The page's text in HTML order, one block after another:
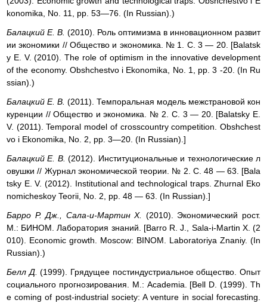
konomika, No. 11, pp. 53—76. (In Russian).)
Балацкий E. B. (2010). Роль оптимизма в инновационном развит
ии экономики // Общество и экономика. № 1. С. 3 — 20. [Balatsk
y Е. V. (2010). The role of optimism in the innovative development
of the economy. Obshchestvo і Ekonomika, No. 1, pp. 3 -20. (In Ru
ssian).)
Балацкий E. B. (2011). Темпоральная модель межстрановой кон
куренции // Общество и экономика. № 2. С. 3 — 20. [Balatsky Е.
V. (2011). Temporal model of crosscountry competition. Obshchest
vo і Ekonomika, No. 2, pp. 3—20. (In Russian).]
Балацкий E. B.(2012). Институциональные и технологические л
овушки // Журнал экономической теории. № 2. С. 48 — 63. [Bala
tsky Е. V. (2012). Institutional and technological traps. Zhurnal Eko
nomicheskoy Teorii, No. 2, pp. 48 — 63. (In Russian).]
Барро P. Дж., Сала-и-Мартин X. (2010). Экономический рост.
М.: БИНОМ. Лаборатория знаний. [Barro R. J., Sala-i-Martin X. (2
010). Economic growth. Moscow: BINOM. Laboratoriya Znaniy. (In
Russian).)
Белл Д. (1999). Грядущее постиндустриальное общество. Опыт
социального прогнозирования. М.: Academia. [Bell D. (1999). Th
e coming of post-industrial society: A venture in social forecasting.